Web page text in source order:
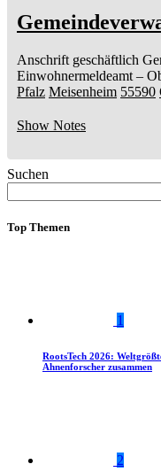
Anschrift geschäftlich
Einwohnermeldeamt –
Pfalz Meisenheim 55590
Show Notes
Suchen
Top Themen
1
RootsTech 2026:
Ahnenforscher zusammen
2